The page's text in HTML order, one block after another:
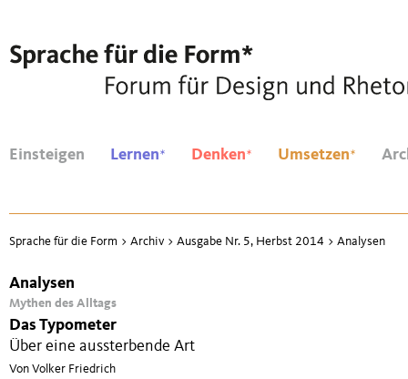
Einsteigen Lernen* Denken* Umsetzen*
Sprache für die Form > Archiv > Ausgabe Nr. 5, Herbst 2014 > Analysen
Analysen
Mythen des Alltags
Das Typometer
Über eine aussterbende Art
Von Volker Friedrich